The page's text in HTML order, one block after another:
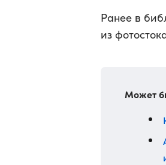
Ранее в
из
Может